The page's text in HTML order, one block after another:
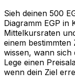
Sieh deinen 500
Diagramm EGP in
Mittelkursraten
einem
wissen, wann sich
Lege einen
wenn dein Ziel